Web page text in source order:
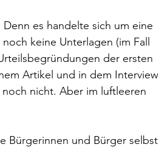
es handelte sich um eine
keine Unterlagen (im Fall
der ersten
Artikel und in dem Interview
nicht. Aber im luftleeren
Bürgerinnen und Bürger selbst